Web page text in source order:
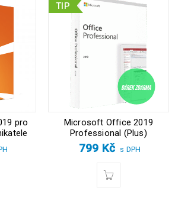
pro
TIP
Microsoft Office 2019
Professional (Plus)
799 Kč s DPH